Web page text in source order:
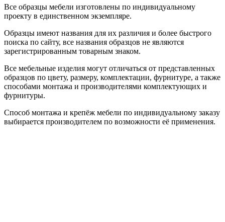
Все образцы мебели изготовлены по индивидуальному
проекту в единственном экземпляре.
Образцы имеют названия для их различия и более быстрого
поиска по сайту, все названия образцов не являются
зарегистрированным товарным знаком.
Все мебельные изделия могут отличаться от представленных
образцов по цвету, размеру, комплектации, фурнитуре, а также
способами монтажа и производителями комплектующих и
фурнитуры.
Способ монтажа и крепёж мебели по индивидуальному заказу
выбирается производителем по возможности её применения.